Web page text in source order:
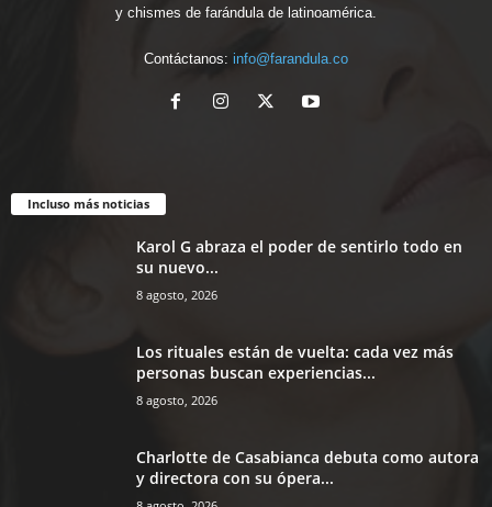
y chismes de farándula de latinoamérica.
Contáctanos: info@farandula.co
Incluso más noticias
Karol G abraza el poder de sentirlo todo en
su nuevo...
8 agosto, 2026
Los rituales están de vuelta: cada vez más
personas buscan experiencias...
8 agosto, 2026
Charlotte de Casabianca debuta como autora
y directora con su ópera...